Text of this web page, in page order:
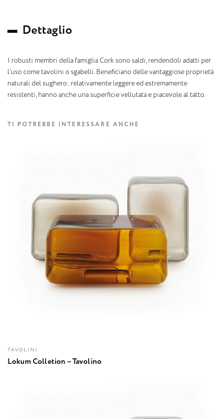
Dettaglio
I robusti membri della famiglia Cork sono saldi, rendendoli adatti per
l’uso come tavolini o sgabelli. Beneficiano delle vantaggiose proprietà
naturali del sughero: relativamente leggere ed estremamente
resistenti, hanno anche una superficie vellutata e piacevole al tatto.
TI POTREBBE INTERESSARE ANCHE
TAVOLINI
Lokum Colletion – Tavolino